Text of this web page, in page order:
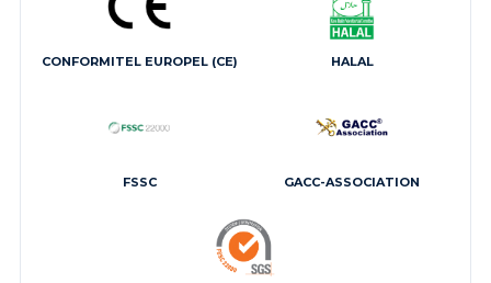
HALAL
CONFORMITEL EUROPEL (CE)
GACC-ASSOCIATION
FSSC